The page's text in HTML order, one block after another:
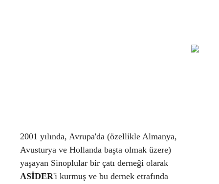
2001 yılında, Avrupa'da (özellikle Almanya,
Avusturya ve Hollanda başta olmak üzere)
yaşayan Sinoplular bir çatı derneği olarak
ASİDER'i kurmuş ve bu dernek etrafında